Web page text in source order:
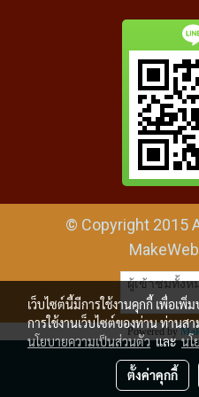
© Copyright 2015
ผู้เข้าชมทั้งห
Powered by
เว็บไซต์นี้มีการใช้งานคุกกี้ เพื่อเ
การใช้งานเว็บไซต์ของท่าน ท่านส
นโยบายความเป็นส่วนตัวและนโ
ตั้งค่าคุกกี้